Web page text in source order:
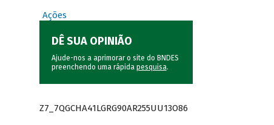
Ações
DÊ SUA OPINIÃO
Ajude-nos a aprimorar o site do BNDES
preenchendo uma rápida pesquisa.
Z7_7QGCHA41LGRG90AR255UU13O86